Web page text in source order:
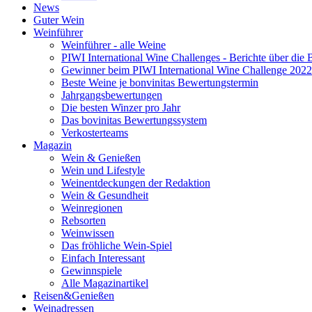
News
Guter Wein
Weinführer
Weinführer - alle Weine
PIWI International Wine Challenges - Berichte über die
Gewinner beim PIWI International Wine Challenge 2022
Beste Weine je bonvinitas Bewertungstermin
Jahrgangsbewertungen
Die besten Winzer pro Jahr
Das bovinitas Bewertungssystem
Verkosterteams
Magazin
Wein & Genießen
Wein und Lifestyle
Weinentdeckungen der Redaktion
Wein & Gesundheit
Weinregionen
Rebsorten
Weinwissen
Das fröhliche Wein-Spiel
Einfach Interessant
Gewinnspiele
Alle Magazinartikel
Reisen&Genießen
Weinadressen